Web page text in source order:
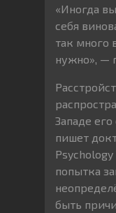
«Иногда
себя
так много
нужно», —
Западе его
пишет
Psychology
попытка
быть